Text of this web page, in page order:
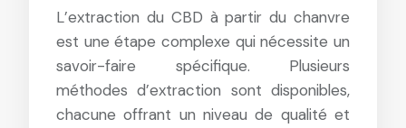
L’extraction du CBD à partir du chanvre
est une étape complexe qui nécessite un
savoir-faire spécifique. Plusieurs
méthodes d’extraction sont disponibles,
chacune offrant un niveau de qualité et